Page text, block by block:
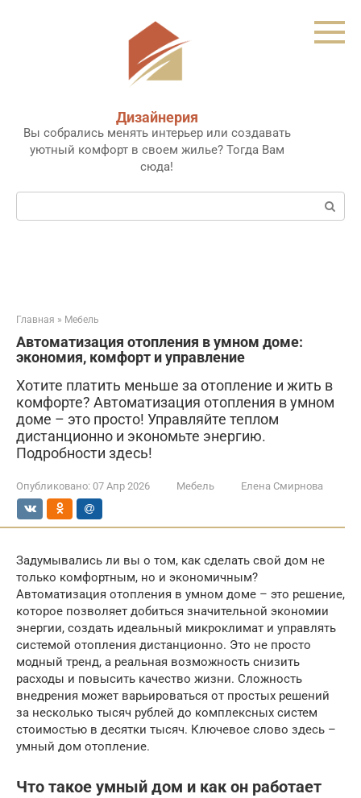
Дизайнерия
Вы собрались менять интерьер или создавать
уютный комфорт в своем жилье? Тогда Вам
сюда!
Поиск:
Главная » Мебель
Автоматизация отопления в умном доме:
экономия, комфорт и управление
Хотите платить меньше за отопление и жить в
комфорте? Автоматизация отопления в умном
доме – это просто! Управляйте теплом
дистанционно и экономьте энергию.
Подробности здесь!
Опубликовано: 07 Апр 2026 Мебель Елена Смирнова
Задумывались ли вы о том, как сделать свой дом не
только комфортным, но и экономичным?
Автоматизация отопления в умном доме – это решение,
которое позволяет добиться значительной экономии
энергии, создать идеальный микроклимат и управлять
системой отопления дистанционно. Это не просто
модный тренд, а реальная возможность снизить
расходы и повысить качество жизни. Сложность
внедрения может варьироваться от простых решений
за несколько тысяч рублей до комплексных систем
стоимостью в десятки тысяч. Ключевое слово здесь –
умный дом отопление.
Что такое умный дом и как он работает